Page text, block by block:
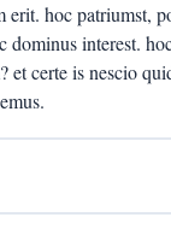
erit. hoc patriumst,
dominus interest.
et certe is nescio